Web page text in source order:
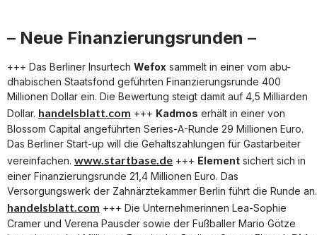
– Neue Finanzierungsrunden –
+++ Das Berliner Insurtech Wefox sammelt in einer vom abu-
dhabischen Staatsfond geführten Finanzierungsrunde 400
Millionen Dollar ein. Die Bewertung steigt damit auf 4,5 Milliarden
Dollar. handelsblatt.com +++ Kadmos erhält in einer von
Blossom Capital angeführten Series-A-Runde 29 Millionen Euro.
Das Berliner Start-up will die Gehaltszahlungen für Gastarbeiter
vereinfachen. www.startbase.de +++ Element sichert sich in
einer Finanzierungsrunde 21,4 Millionen Euro. Das
Versorgungswerk der Zahnärztekammer Berlin führt die Runde an.
handelsblatt.com +++ Die Unternehmerinnen Lea-Sophie
Cramer und Verena Pausder sowie der Fußballer Mario Götze